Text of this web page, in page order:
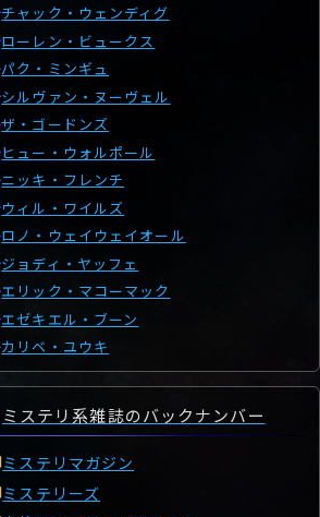
チャック・ウェンディグ
ローレン・ビュークス
パク・ミンギュ
シルヴァン・ヌーヴェル
ザ・ゴードンズ
ヒュー・ウォルポール
ニッキ・フレンチ
ウィル・ワイルズ
ロノ・ウェイウェイオール
ジョディ・ヤッフェ
エリック・マコーマック
エゼキエル・ブーン
カリベ・ユウキ
ミステリ系雑誌のバックナンバー
ミステリマガジン
ミステリーズ